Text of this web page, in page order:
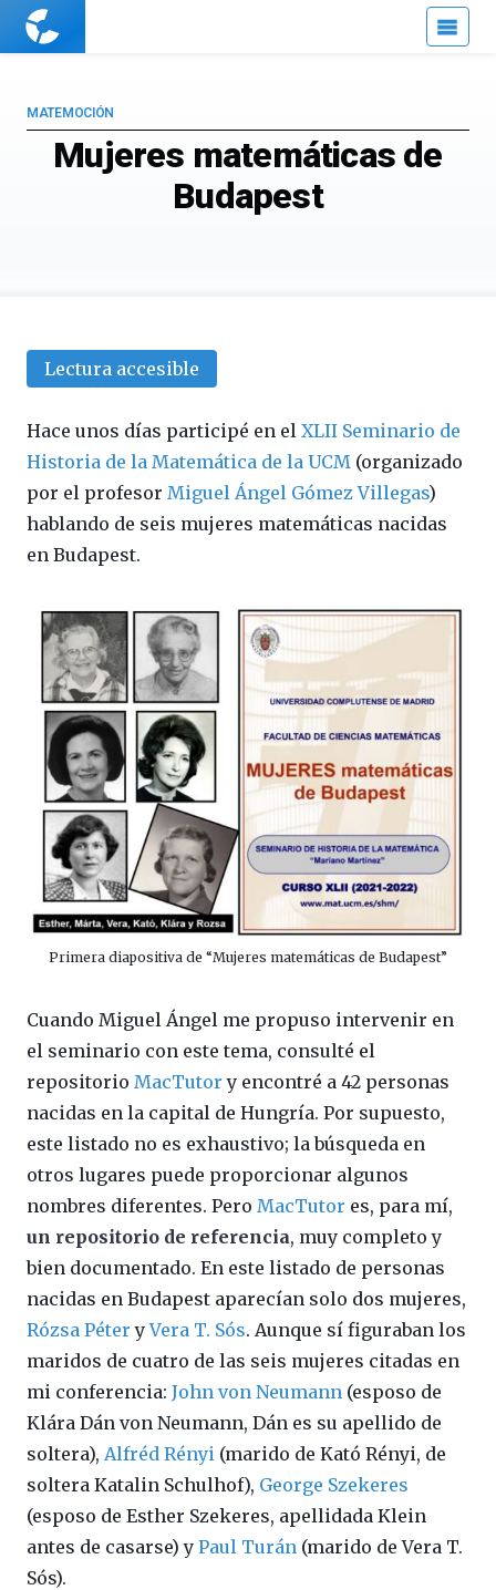
Cuaderno
Mujeres matemáticas de
Budapest
MATEMOCIÓN
Lectura accesible
Hace unos días participé en el XLII Seminario de
Historia de la Matemática de la UCM (organizado
por el profesor Miguel Ángel Gómez Villegas)
hablando de seis mujeres matemáticas nacidas
en Budapest.
Primera diapositiva de “Mujeres matemáticas de Budapest”
Cuando Miguel Ángel me propuso intervenir en
el seminario con este tema, consulté el
repositorio MacTutor y encontré a 42 personas
nacidas en la capital de Hungría. Por supuesto,
este listado no es exhaustivo; la búsqueda en
otros lugares puede proporcionar algunos
nombres diferentes. Pero MacTutor es, para mí,
un repositorio de referencia, muy completo y
bien documentado. En este listado de personas
nacidas en Budapest aparecían solo dos mujeres,
Rózsa Péter yVera T. Sós. Aunque sí figuraban los
maridos de cuatro de las seis mujeres citadas en
mi conferencia: John von Neumann (esposo de
Klára Dán von Neumann, Dán es su apellido de
soltera), Alfréd Rényi (marido de Kató Rényi, de
soltera Katalin Schulhof), George Szekeres
(esposo de Esther Szekeres, apellidada Klein
antes de casarse) y Paul Turán (marido de Vera T.
Sós).